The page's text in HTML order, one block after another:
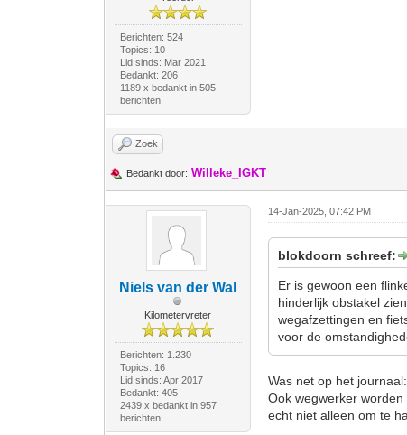
Berichten: 524
Topics: 10
Lid sinds: Mar 2021
Bedankt: 206
1189 x bedankt in 505
berichten
Zoek
Bedankt door: Willeke_IGKT
Niels van der Wal
Kilometervreter
Berichten: 1.230
Topics: 16
Lid sinds: Apr 2017
Bedankt: 405
2439 x bedankt in 957
berichten
14-Jan-2025, 07:42 PM
blokdoorn schreef:
Er is gewoon een
hinderlijk obstakel
wegafzettingen en
voor de
Was net op het journaal:
Ook wegwerker
echt niet alleen om te